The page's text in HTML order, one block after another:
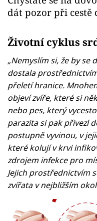
dát pozor při cestě
Životní cyklus
„Nemyslím si, že by se
dostala
přeletí hranice.
objeví zvíře, které si
nebo pes, který
parazita si pak přivezl
postupně vyvinou, v
které kolují v krvi
zdrojem infekce pro
Jejich prostřednictvím
zvířata v nejbližším